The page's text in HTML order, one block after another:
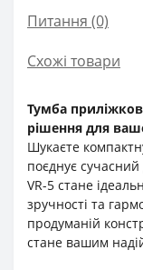
Питання (0)
Схожі товари
Тумба
рішення для
Шукаєте
поєднує сучасний
VR-5 стане
зручності та
продуманій
стане вашим